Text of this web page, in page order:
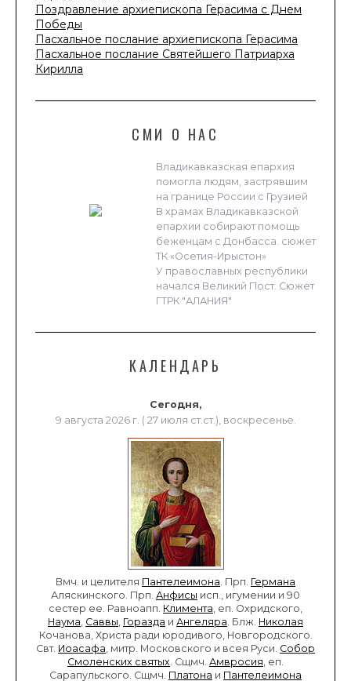
Поздравление архиепископа Герасима с Днем
Победы
Пасхальное послание архиепископа Герасима
Пасхальное послание Святейшего Патриарха
Кирилла
СМИ О НАС
Владикавказская епархия
помогла людям, застрявшим
на границе России с Грузией
В храмах Владикавказской
епархии собирают помощь
беженцам с Донбасса. сюжет
ТК «Осетия-Ирыстон»
У православных республики
начался Великий Пост. Сюжет
ГТРК "АЛАНИЯ"
КАЛЕНДАРЬ
Сегодня,
9 августа 2026 г. ( 27 июля ст.ст.), воскресенье.
Вмч. и целителя Пантелеимона. Прп. Германа
Аляскинского. Прп. Анфисы исп., игумении и 90
сестер ее. Равноапп. Климента, еп. Охридского,
Наума, Саввы, Горазда и Ангеляра. Блж. Николая
Кочанова, Христа ради юродивого, Новгородского.
Свт. Иоасафа, митр. Московского и всея Руси. Собор
Смоленских святых. Сщмч. Амвросия, еп.
Сарапульского. Сщмч. Платона и Пантелеимона